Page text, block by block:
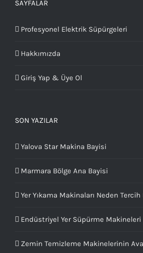
SAYFALAR
Profesyonel Elektrik Süpürgeleri
Hakkımızda
Giriş Yap & Üye Ol
SON YAZILAR
Yalova Star Makina Bayisi
Marmara Bölge Ana Bayisi
Yer Yıkama Makinaları Neden
Endüstriyel Yer Süpürme Makineleri
Zemin Temizleme Makinelerinin